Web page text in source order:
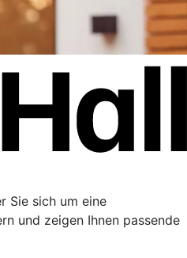
Sie sich um eine
und zeigen Ihnen passende